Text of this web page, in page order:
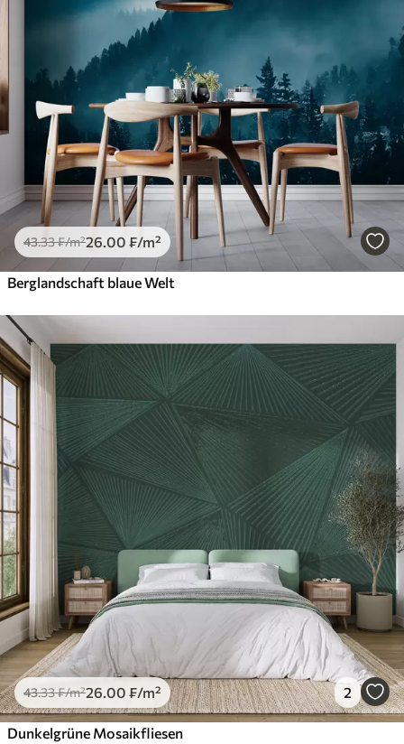
43.33₣/m²26 .00 ₣/m²
Berglandschaft blaue Welt
43.33₣/m²26 .00 ₣/m² 2
Dunkelgrüne Mosaikfliesen